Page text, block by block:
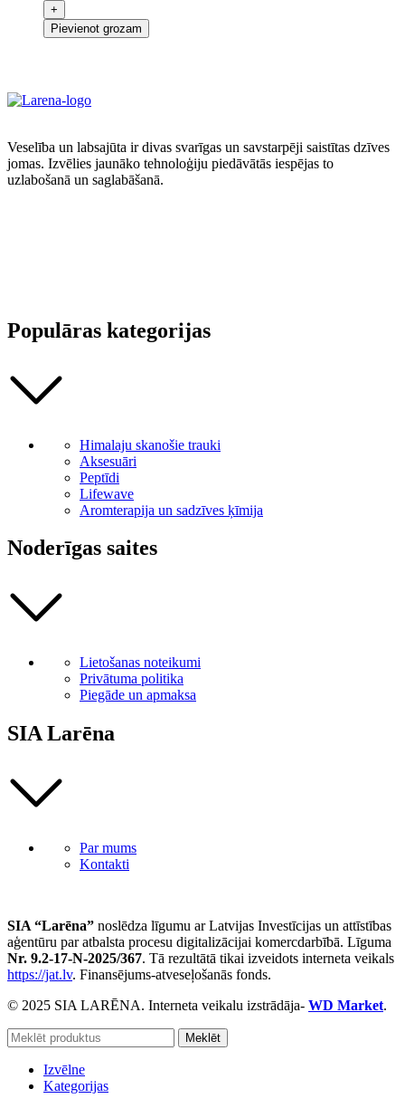
Pievienot grozam
Veselība un labsajūta ir divas svarīgas un savstarpēji saistītas dzīves
jomas. Izvēlies jaunāko tehnoloģiju piedāvātās iespējas to
uzlabošanā un saglabāšanā.
Populāras kategorijas
Himalaju skanošie trauki
Aksesuāri
Peptīdi
Lifewave
Aromterapija un sadzīves ķīmija
Noderīgas saites
Lietošanas noteikumi
Privātuma politika
Piegāde un apmaksa
SIA Larēna
Par mums
Kontakti
SIA “Larēna” noslēdza līgumu ar Latvijas Investīcijas un attīstības
aģentūru par atbalsta procesu digitalizācijai komercdarbībā. Līguma
Nr. 9.2-17-N-2025/367. Tā rezultātā tikai izveidots interneta veikals
https://jat.lv. Finansējums-atveseļošanās fonds.
© 2025 SIA LARĒNA. Interneta veikalu izstrādāja- WD Market.
Meklēt
Izvēlne
Kategorijas